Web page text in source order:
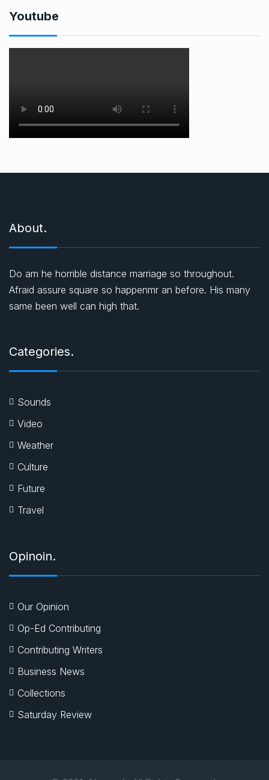
Youtube
About.
Do am he horrible distance marriage so throughout.
Afraid assure square so happenmr an before. His many
same been well can high that.
Categories.
Sounds
Video
Weather
Culture
Future
Travel
Opinoin.
Our Opinion
Op-Ed Contributing
Contributing Writers
Business News
Collections
Saturday Review